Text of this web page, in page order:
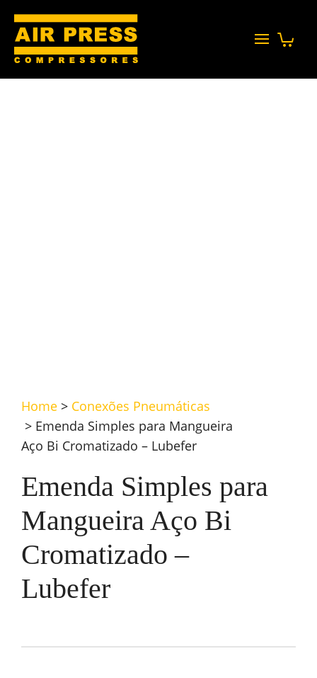
Home > Conexões Pneumáticas
> Emenda Simples para Mangueira
Aço Bi Cromatizado – Lubefer
Emenda Simples para
Mangueira Aço Bi
Cromatizado –
Lubefer